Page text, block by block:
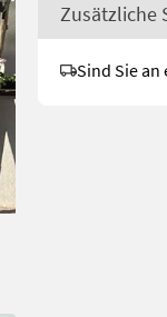
Zusätzliche
Sind Sie